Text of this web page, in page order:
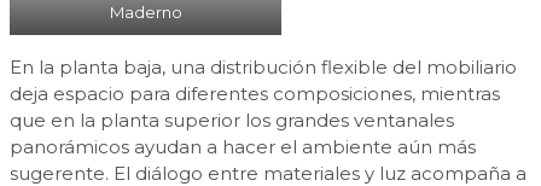
Maderno
En la planta baja, una distribución flexible del mobiliario
deja espacio para diferentes composiciones, mientras
que en la planta superior los grandes ventanales
panorámicos ayudan a hacer el ambiente aún más
sugerente. El diálogo entre materiales y luz acompaña a